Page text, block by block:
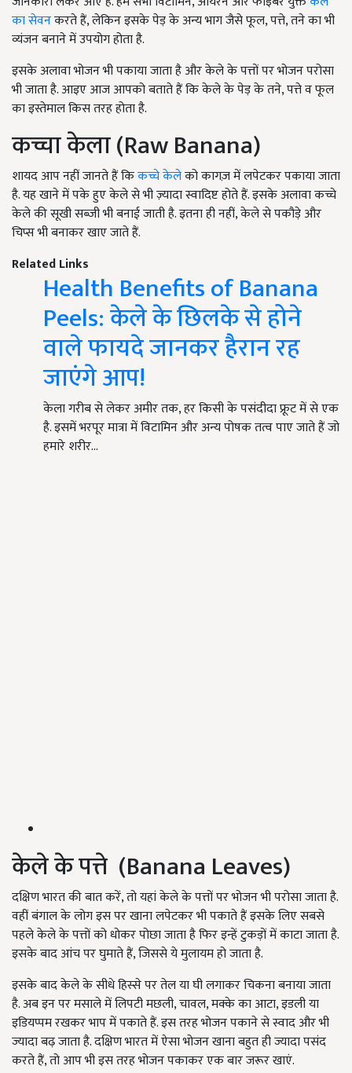
का सेवनकरते हैं, लेकिन इसके पेड़ के अन्य भाग जैसे फूल, पत्ते, तने का भी
व्यंजन बनाने में उपयोग होता है.
इसके अलावा भोजन भी पकाया जाता है और केले के पत्तों पर भोजन परोसा
भी जाता है. आइए आज आपको बताते हैं कि केले के पेड़ के तने, पत्ते व फूल
का इस्तेमाल किस तरह होता है.
कच्चा केला (Raw Banana)
शायद आप नहीं जानते हैं किकच्चे केलेको कागज़ में लपेटकर पकाया जाता
है. यह खाने में पके हुए केले से भी ज़्यादा स्वादिष्ट होते हैं. इसके अलावा कच्चे
केले की सूखी सब्ज़ी भी बनाई जाती है. इतना ही नहीं, केले से पकौड़े और
चिप्स भी बनाकर खाए जाते हैं.
Related Links
Health Benefits of Banana
Peels: केले के छिलके से होने
वाले फायदे जानकर हैरान रह
जाएंगे आप!
केला गरीब से लेकर अमीर तक, हर किसी के पसंदीदा फ्रूट में से एक
है. इसमें भरपूर मात्रा में विटामिन और अन्य पोषक तत्व पाए जाते हैं जो
हमारे शरीर…
केले के पत्ते (Banana Leaves)
दक्षिण भारत की बात करें, तो यहां केले के पत्तों पर भोजन भी परोसा जाता है.
वहीं बंगाल के लोग इस पर खाना लपेटकर भी पकाते हैं इसके लिए सबसे
पहले केले के पत्तों को धोकर पोछा जाता है फिर इन्हें टुकड़ों में काटा जाता है.
इसके बाद आंच पर घुमाते हैं, जिससे ये मुलायम हो जाता है.
इसके बाद केले के सीधे हिस्से पर तेल या घी लगाकर चिकना बनाया जाता
है. अब इन पर मसाले में लिपटी मछली, चावल, मक्के का आटा, इडली या
इडियप्पम रखकर भाप में पकाते हैं. इस तरह भोजन पकाने से स्वाद और भी
ज्यादा बढ़ जाता है. दक्षिण भारत में ऐसा भोजन खाना बहुत ही ज्यादा पसंद
करते हैं, तो आप भी इस तरह भोजन पकाकर एक बार जरूर खाएं.